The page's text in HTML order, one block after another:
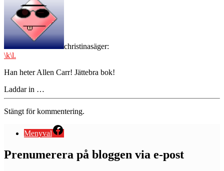
christinasäger:
\k\l.
Han heter Allen Carr! Jättebra bok!
Laddar in …
Stängt för kommentering.
Menyval
Prenumerera på bloggen via e-post